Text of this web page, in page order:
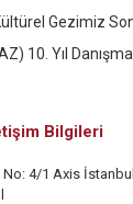
Gezimiz
10. Yıl
Bilgileri
4/1 Axis